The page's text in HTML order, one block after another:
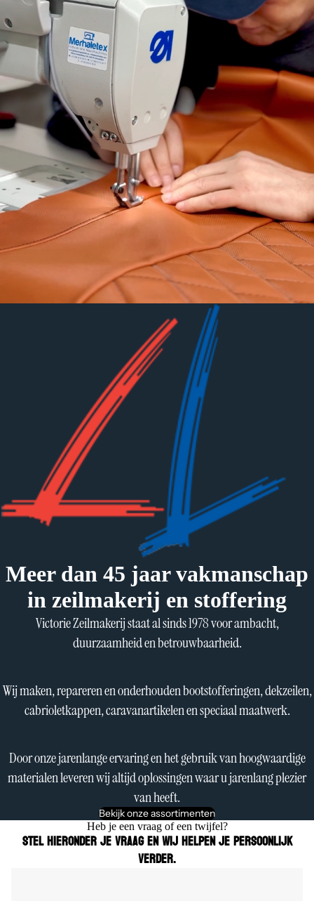
Meer dan 45 jaar vakmanschap
in zeilmakerij en stoffering
Victorie Zeilmakerij staat al sinds 1978 voor ambacht,
duurzaamheid en betrouwbaarheid.
Wij maken, repareren en onderhouden bootstofferingen, dekzeilen,
cabrioletkappen, caravanartikelen en speciaal maatwerk.
Door onze jarenlange ervaring en het gebruik van hoogwaardige
materialen leveren wij altijd oplossingen waar u jarenlang plezier
van heeft.
Bekijk onze assortimenten
Heb je een vraag of een twijfel?
Stel hieronder je vraag en wij helpen je persoonlijk
verder.